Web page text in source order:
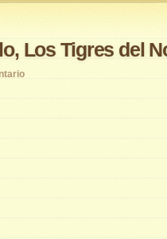
Los Tigres del